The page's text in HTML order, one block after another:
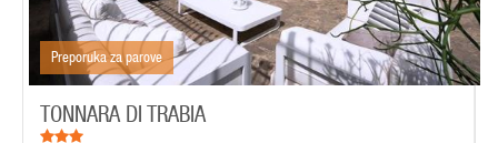
Preporuka za parove
TONNARA DI TRABIA